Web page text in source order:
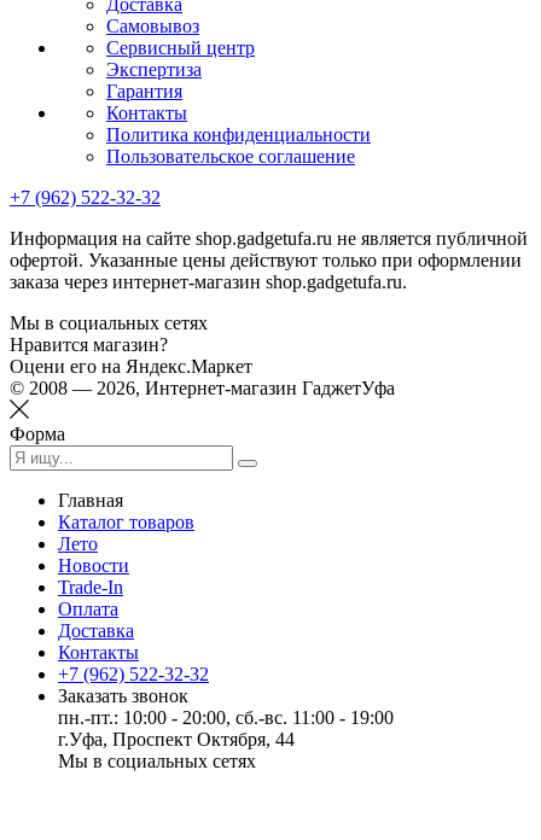
Самовывоз
Сервисный центр
Экспертиза
Гарантия
Контакты
Политика конфиденциальности
Пользовательское соглашение
+7 (962) 522-32-32
Информация на сайте shop.gadgetufa.ru не является публичной
офертой. Указанные цены действуют только при оформлении
заказа через интернет-магазин shop.gadgetufa.ru.
Мы в социальных сетях
Нравится магазин?
Оцени его на Яндекс.Маркет
© 2008 — 2026, Интернет-магазин ГаджетУфа
Форма
Главная
Каталог товаров
Лето
Новости
Trade-In
Оплата
Доставка
Контакты
+7 (962) 522-32-32
Заказать звонок
пн.-пт.: 10:00 - 20:00, сб.-вс. 11:00 - 19:00
г.Уфа, Проспект Октября, 44
Мы в социальных сетях